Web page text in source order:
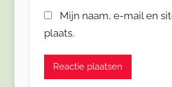
Mijn naam, e-mail en
plaats.